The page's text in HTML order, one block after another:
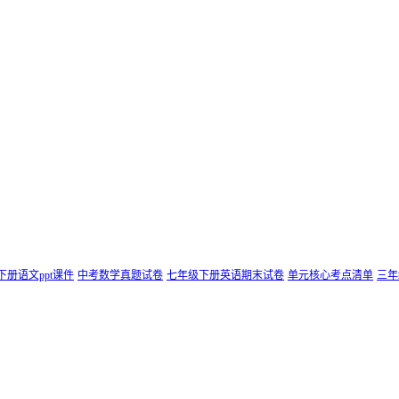
册语文ppt课件 中考数学真题试卷 七年级下册英语期末试卷 单元核心考点清单 三